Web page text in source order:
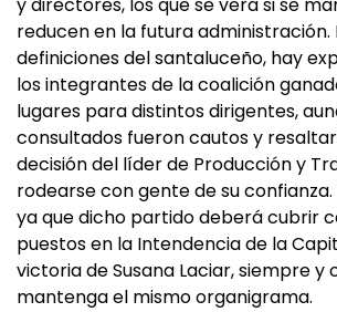
reducen en la futura administración.
definiciones del santaluceño, hay
los integrantes de la coalición
lugares para distintos dirigentes,
consultados fueron cautos y
decisión del líder de Producción y
rodearse con gente de su confianza.
ya que dicho partido deberá cubrir
puestos en la Intendencia de la
victoria de Susana Laciar, siempre y
mantenga el mismo organigrama.